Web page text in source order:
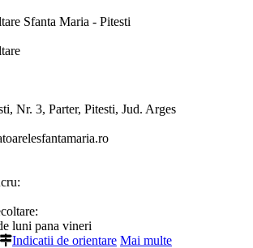
Sfanta Maria - Pitesti
Nr. 3, Parter, Pitesti, Jud. Arges
luni pana vineri
Indicatii de orientare Mai multe